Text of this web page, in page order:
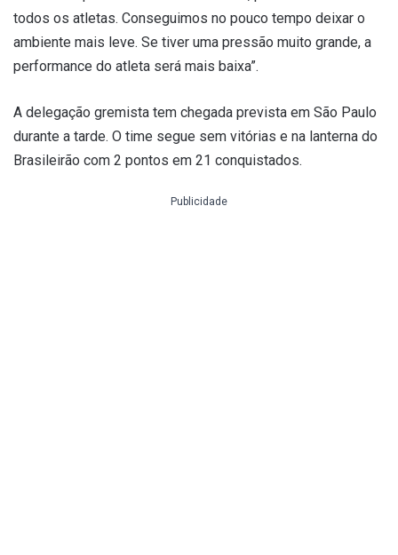
todos os atletas. Conseguimos no pouco tempo deixar o
ambiente mais leve. Se tiver uma pressão muito grande, a
performance do atleta será mais baixa”.
A delegação gremista tem chegada prevista em São Paulo
durante a tarde. O time segue sem vitórias e na lanterna do
Brasileirão com 2 pontos em 21 conquistados.
Publicidade